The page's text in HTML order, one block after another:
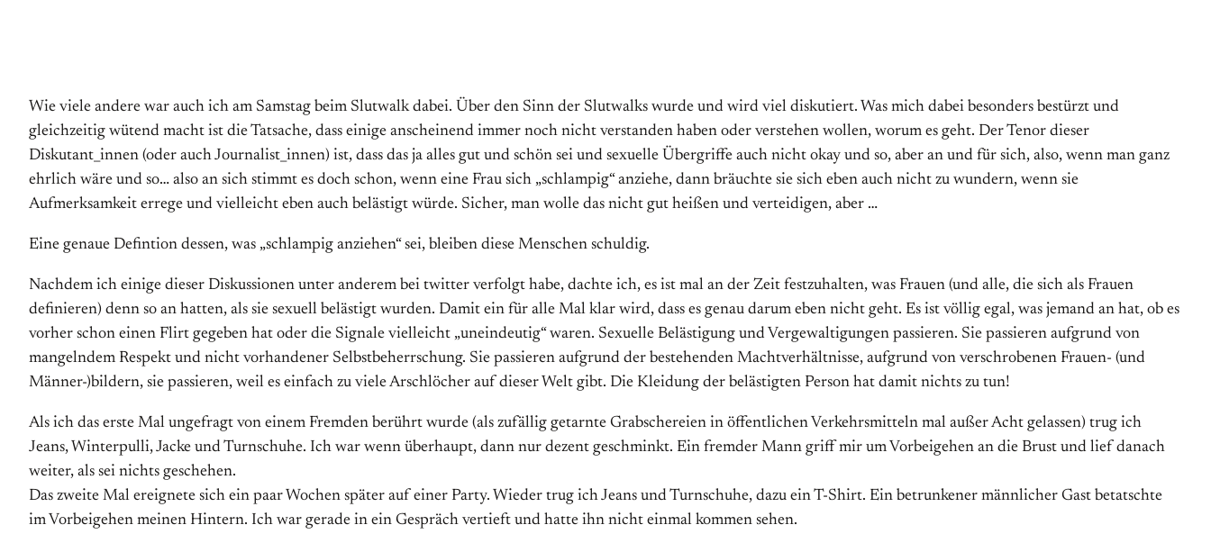
Wie viele andere war auch ich am Samstag beim Slutwalk dabei. Über den Sinn der Slutwalks wurde und wird viel diskutiert. Was mich dabei besonders bestürzt und
gleichzeitig wütend macht ist die Tatsache, dass einige anscheinend immer noch nicht verstanden haben oder verstehen wollen, worum es geht. Der Tenor dieser
Diskutant_innen (oder auch Journalist_innen) ist, dass das ja alles gut und schön sei und sexuelle Übergriffe auch nicht okay und so, aber an und für sich, also, wenn man ganz
ehrlich wäre und so… also an sich stimmt es doch schon, wenn eine Frau sich „schlampig“ anziehe, dann bräuchte sie sich eben auch nicht zu wundern, wenn sie
Aufmerksamkeit errege und vielleicht eben auch belästigt würde. Sicher, man wolle das nicht gut heißen und verteidigen, aber …
Eine genaue Defintion dessen, was „schlampig anziehen“ sei, bleiben diese Menschen schuldig.
Nachdem ich einige dieser Diskussionen unter anderem bei twitter verfolgt habe, dachte ich, es ist mal an der Zeit festzuhalten, was Frauen (und alle, die sich als Frauen
definieren) denn so an hatten, als sie sexuell belästigt wurden. Damit ein für alle Mal klar wird, dass es genau darum eben nicht geht. Es ist völlig egal, was jemand an hat, ob es
vorher schon einen Flirt gegeben hat oder die Signale vielleicht „uneindeutig“ waren. Sexuelle Belästigung und Vergewaltigungen passieren. Sie passieren aufgrund von
mangelndem Respekt und nicht vorhandener Selbstbeherrschung. Sie passieren aufgrund der bestehenden Machtverhältnisse, aufgrund von verschrobenen Frauen- (und
Männer-)bildern, sie passieren, weil es einfach zu viele Arschlöcher auf dieser Welt gibt. Die Kleidung der belästigten Person hat damit nichts zu tun!
Als ich das erste Mal ungefragt von einem Fremden berührt wurde (als zufällig getarnte Grabschereien in öffentlichen Verkehrsmitteln mal außer Acht gelassen) trug ich
Jeans, Winterpulli, Jacke und Turnschuhe. Ich war wenn überhaupt, dann nur dezent geschminkt. Ein fremder Mann griff mir um Vorbeigehen an die Brust und lief danach
weiter, als sei nichts geschehen.
Das zweite Mal ereignete sich ein paar Wochen später auf einer Party. Wieder trug ich Jeans und Turnschuhe, dazu ein T-Shirt. Ein betrunkener männlicher Gast betatschte
im Vorbeigehen meinen Hintern. Ich war gerade in ein Gespräch vertieft und hatte ihn nicht einmal kommen sehen.